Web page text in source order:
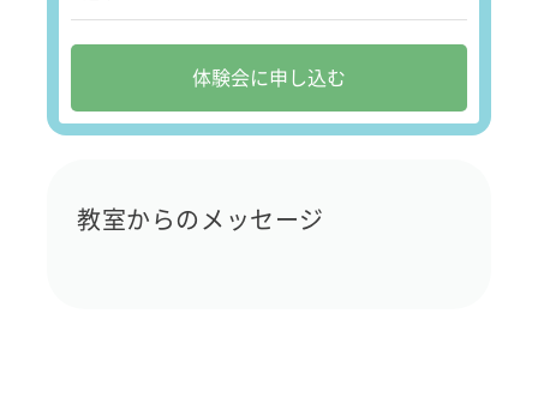
体験会に申し込む
教室からのメッセージ